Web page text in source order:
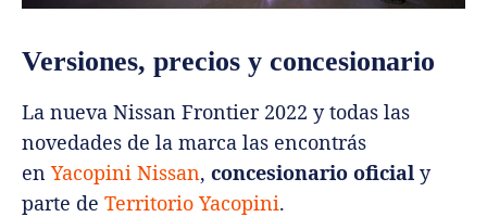
Versiones, precios y concesionario
La nueva Nissan Frontier 2022 y todas las
novedades de la marca las encontrás
en Yacopini Nissan, concesionario oficial y
parte de Territorio Yacopini.